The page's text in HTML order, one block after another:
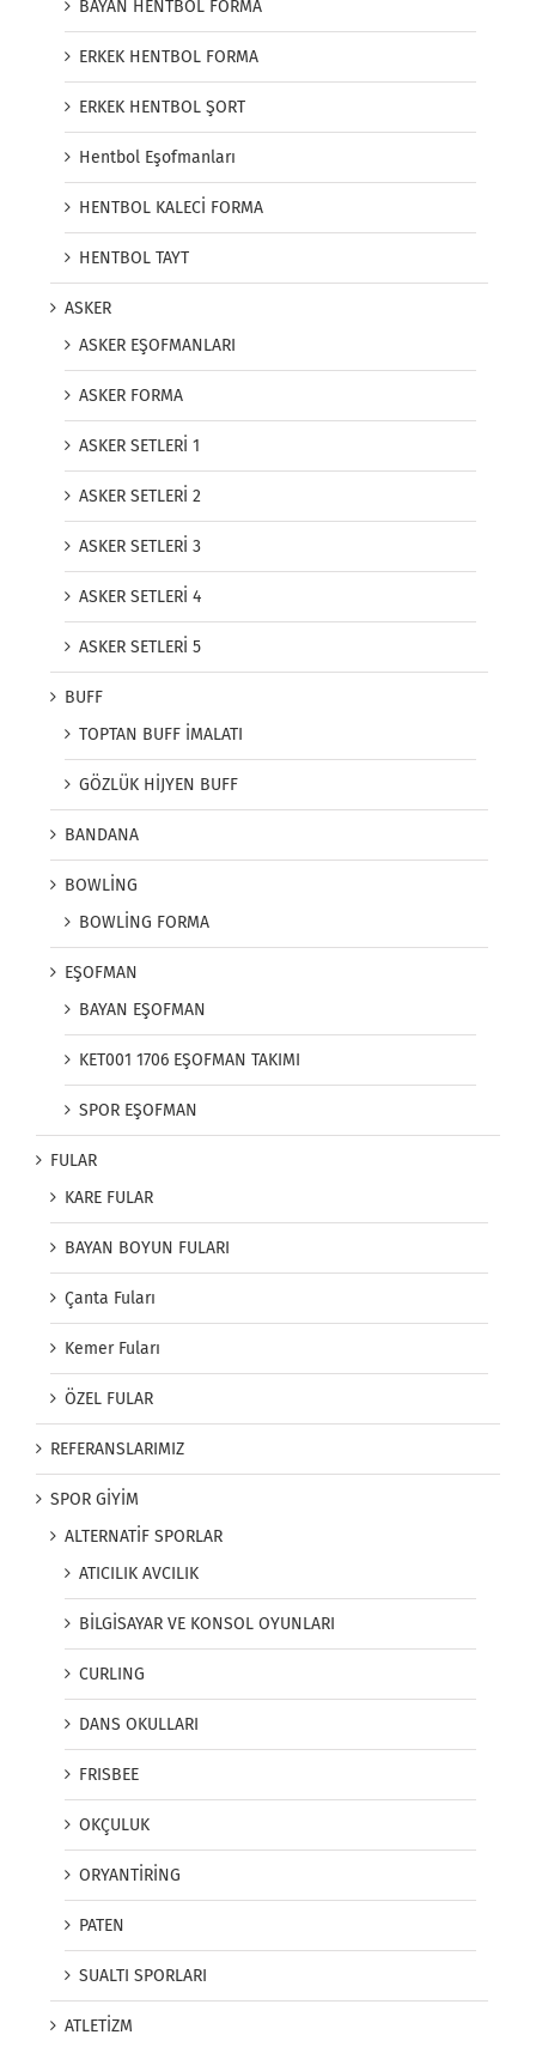
BAYAN HENTBOL FORMA
ERKEK HENTBOL FORMA
ERKEK HENTBOL ŞORT
Hentbol Eşofmanları
HENTBOL KALECİ FORMA
HENTBOL TAYT
ASKER
ASKER EŞOFMANLARI
ASKER FORMA
ASKER SETLERİ 1
ASKER SETLERİ 2
ASKER SETLERİ 3
ASKER SETLERİ 4
ASKER SETLERİ 5
BUFF
TOPTAN BUFF İMALATI
GÖZLÜK HİJYEN BUFF
BANDANA
BOWLİNG
BOWLİNG FORMA
EŞOFMAN
BAYAN EŞOFMAN
KET001 1706 EŞOFMAN TAKIMI
SPOR EŞOFMAN
FULAR
KARE FULAR
BAYAN BOYUN FULARI
Çanta Fuları
Kemer Fuları
ÖZEL FULAR
REFERANSLARIMIZ
SPOR GİYİM
ALTERNATİF SPORLAR
ATICILIK AVCILIK
BİLGİSAYAR VE KONSOL OYUNLARI
CURLING
DANS OKULLARI
FRISBEE
OKÇULUK
ORYANTİRİNG
PATEN
SUALTI SPORLARI
ATLETİZM